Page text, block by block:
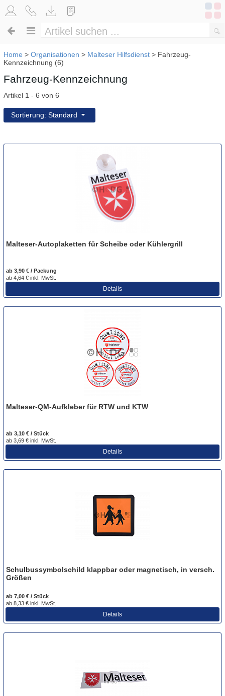
Home > Organisationen > Malteser Hilfsdienst > Fahrzeug-
Kennzeichnung (6)
Fahrzeug-Kennzeichnung
Artikel 1 - 6 von 6
Sortierung: Standard
Malteser-Autoplaketten für Scheibe oder Kühlergrill
ab 3,90 € / Packung
ab 4,64 € inkl. MwSt.
Details
Malteser-QM-Aufkleber für RTW und KTW
ab 3,10 € / Stück
ab 3,69 € inkl. MwSt.
Details
Schulbussymbolschild klappbar oder magnetisch, in versch.
Größen
ab 7,00 € / Stück
ab 8,33 € inkl. MwSt.
Details